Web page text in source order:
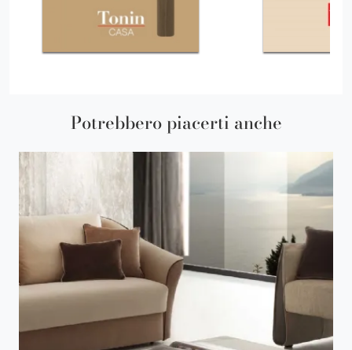
Potrebbero piacerti anche